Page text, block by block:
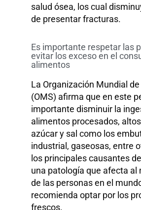
salud ósea, los cual
de presentar fracturas.
Es importante respetar las
evitar los exceso en el
alimentos
La Organización Mundial
(OMS) afirma que en este
importante disminuir la
alimentos procesados,
azúcar y sal como los
industrial, gaseosas, entre
los principales causantes
una patología que afecta al
de las personas en el
recomienda optar por los
frescos.